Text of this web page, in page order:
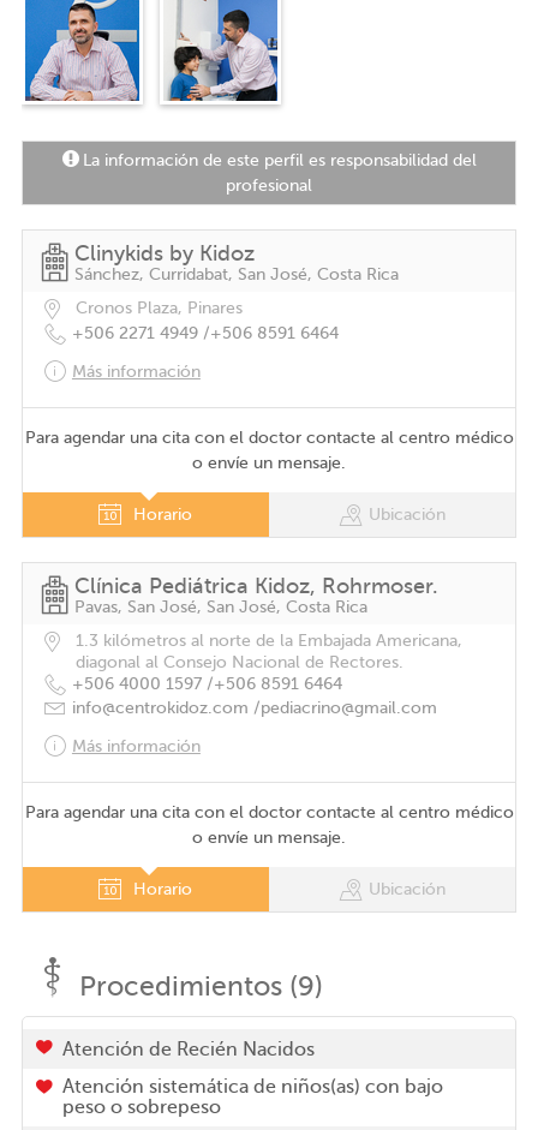
La información de este perfil es responsabilidad del
profesional
Clinykids by Kidoz
Sánchez, Curridabat, San José, Costa Rica
Cronos Plaza, Pinares
+506 2271 4949 /+506 8591 6464
Más información
Para agendar una cita con el doctor contacte al centro médico
o envíe un mensaje.
Horario Ubicación
Clínica Pediátrica Kidoz, Rohrmoser.
Pavas, San José, San José, Costa Rica
1.3 kilómetros al norte de la Embajada Americana,
diagonal al Consejo Nacional de Rectores.
+506 4000 1597 /+506 8591 6464
info@centrokidoz.com /pediacrino@gmail.com
Más información
Para agendar una cita con el doctor contacte al centro médico
o envíe un mensaje.
Horario Ubicación
Procedimientos (9)
Atención de Recién Nacidos
Atención sistemática de niños(as) con bajo
peso o sobrepeso